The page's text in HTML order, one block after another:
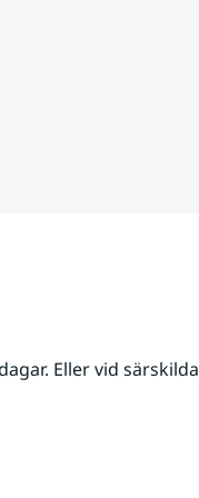
Eller vid särskilda